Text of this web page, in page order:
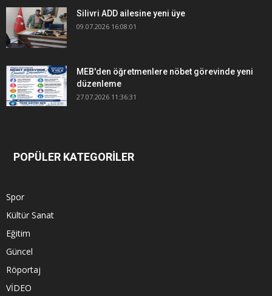
Silivri ADD ailesine yeni üye
09.07.2026 16:08:01
MEB'den öğretmenlere nöbet görevinde yeni
düzenleme
27.07.2026 11:36:31
POPÜLER KATEGORİLER
Spor
Kültür Sanat
Eğitim
Güncel
Röportaj
VİDEO